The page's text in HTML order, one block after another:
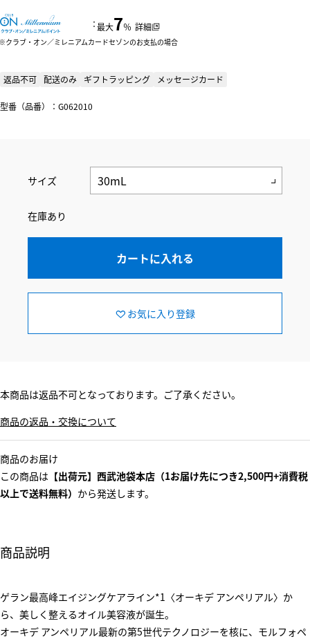
：最大7％ 詳細
クラブ・オン／ミレニアムカードセゾンのお支払の場合
返品不可 配送のみ ギフトラッピング メッセージカード
型番（品番）：G062010
サイズ
在庫あり
カートに入れる
お気に入り登録
本商品は返品不可となっております。ご了承ください。
商品の返品・交換について
商品のお届け
この商品は 【出荷元】西武池袋本店（1お届け先につき2,500円+消費税
以上で送料無料） から発送します。
商品説明
ゲラン最高峰エイジングケアライン*1〈オーキデ アンペリアル〉か
ら、美しく整えるオイル美容液が誕生。
オーキデ アンペリアル最新の第5世代テクノロジーを核に、モルフォペ